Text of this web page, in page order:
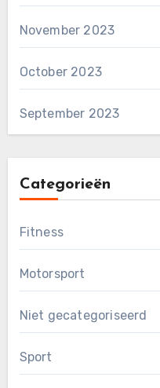
November 2023
October 2023
September 2023
Categorieën
Fitness
Motorsport
Niet gecategoriseerd
Sport